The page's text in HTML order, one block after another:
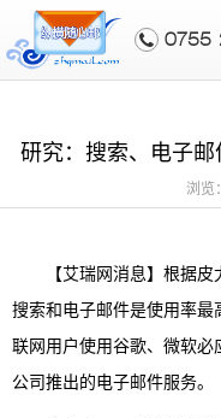
研究：搜索、电子
浏览
【艾瑞网消息】根据皮尤
搜索和电子邮件是使用率最
联网用户使用谷歌、微软必
公司推出的电子邮件服务。